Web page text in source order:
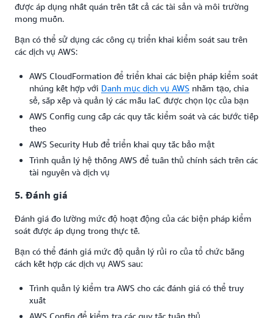
được áp dụng nhất quán trên tất cả các tài sản và môi trường
mong muốn.
Bạn có thể sử dụng các công cụ triển khai kiểm soát sau trên
các dịch vụ AWS:
AWS CloudFormation để triển khai các biện pháp kiểm soát
nhúng kết hợp với Danh mục dịch vụ AWS nhằm tạo, chia
sẻ, sắp xếp và quản lý các mẫu IaC được chọn lọc của bạn
AWS Config cung cấp các quy tắc kiểm soát và các bước tiếp
theo
AWS Security Hub để triển khai quy tắc bảo mật
Trình quản lý hệ thống AWS để tuân thủ chính sách trên các
tài nguyên và dịch vụ
5. Đánh giá
Đánh giá đo lường mức độ hoạt động của các biện pháp kiểm
soát được áp dụng trong thực tế.
Bạn có thể đánh giá mức độ quản lý rủi ro của tổ chức bằng
cách kết hợp các dịch vụ AWS sau:
Trình quản lý kiểm tra AWS cho các đánh giá có thể truy
xuất
AWS Config để kiểm tra các quy tắc tuân thủ